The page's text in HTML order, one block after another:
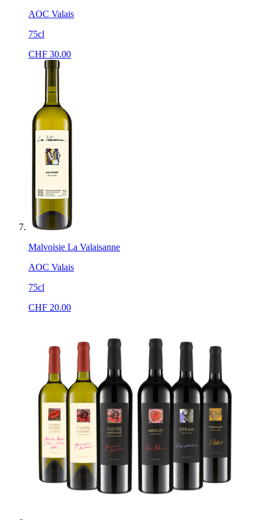
AOC Valais
75cl
CHF 30.00
Malvoisie La Valaisanne
AOC Valais
75cl
CHF 20.00